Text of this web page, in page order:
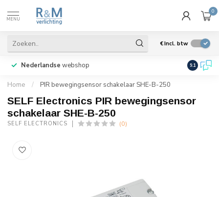
MENU
0
€Incl. btw
Nederlandse webshop Veel
9.1
Home / PIR bewegingsensor schakelaar SHE-B-250
SELF Electronics PIR bewegingsensor
schakelaar SHE-B-250
SELF ELECTRONICS (0)